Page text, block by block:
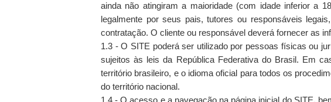
ainda não atingiram a maioridade (com idade inferior a
legalmente por seus pais, tutores ou responsáveis
contratação. O cliente ou responsável deverá fornecer as
1.3 - O SITE poderá ser utilizado por pessoas físicas ou
sujeitos às leis da República Federativa do Brasil. Em
território brasileiro, e o idioma oficial para todos os
do território nacional.
1.4 - O acesso e a navegação na página inicial do SITE,